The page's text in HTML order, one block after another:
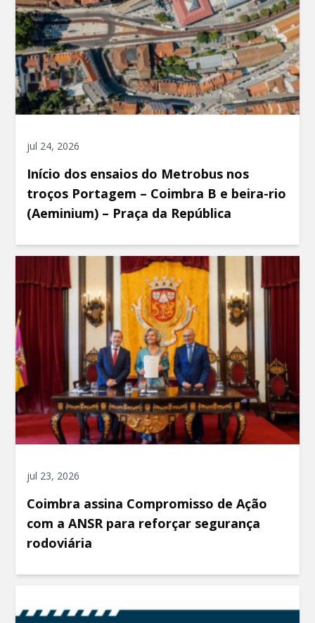
jul 24, 2026
Início dos ensaios do Metrobus nos
troços Portagem – Coimbra B e beira-rio
(Aeminium) – Praça da República
jul 23, 2026
Coimbra assina Compromisso de Ação
com a ANSR para reforçar segurança
rodoviária